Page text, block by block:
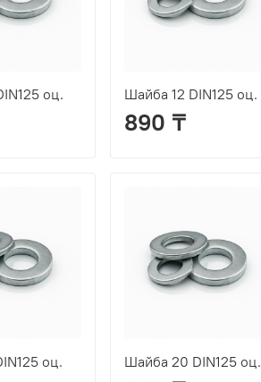
оц. Шайба 12 DIN125 оц.
890 ₸
оц. Шайба 20 DIN125 оц.